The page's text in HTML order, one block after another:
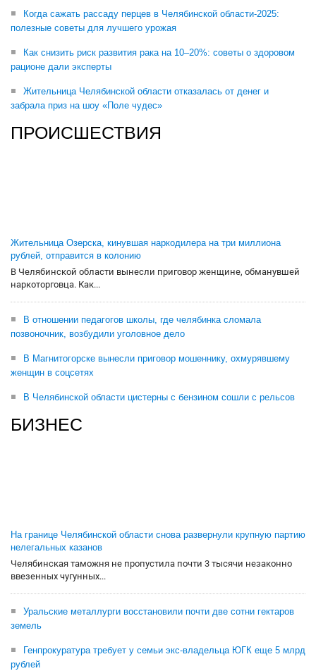
Когда сажать рассаду перцев в Челябинской области-2025:
полезные советы для лучшего урожая
Как снизить риск развития рака на 10–20%: советы о здоровом
рационе дали эксперты
Жительница Челябинской области отказалась от денег и
забрала приз на шоу «Поле чудес»
ПРОИСШЕСТВИЯ
Жительница Озерска, кинувшая наркодилера на три миллиона
рублей, отправится в колонию
В Челябинской области вынесли приговор женщине, обманувшей
наркоторговца. Как...
В отношении педагогов школы, где челябинка сломала
позвоночник, возбудили уголовное дело
В Магнитогорске вынесли приговор мошеннику, охмурявшему
женщин в соцсетях
В Челябинской области цистерны с бензином сошли с рельсов
БИЗНЕС
На границе Челябинской области снова развернули крупную партию
нелегальных казанов
Челябинская таможня не пропустила почти 3 тысячи незаконно
ввезенных чугунных...
Уральские металлурги восстановили почти две сотни гектаров
земель
Генпрокуратура требует у семьи экс-владельца ЮГК еще 5 млрд
рублей